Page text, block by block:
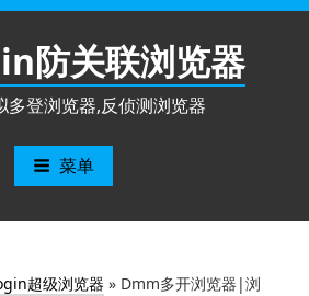
防关联浏览器
多登浏览器,反侦测浏览器
菜单
超级浏览器 » Dmm多开浏览器|浏